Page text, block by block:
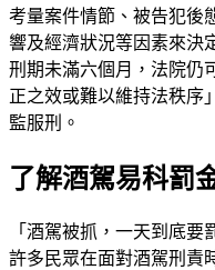
考量案件情節、被告犯後
響及經濟狀況等因素來決
刑期未滿六個月，法院仍
正之效或難以維持法秩序
監服刑。
了解酒駕易科罰
「酒駕被抓，一天到底
許多民眾在面對酒駕刑責